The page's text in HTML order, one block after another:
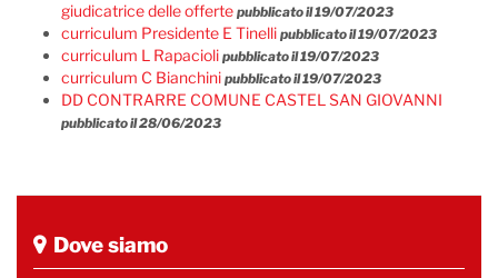
giudicatrice delle offerte pubblicato il 19/07/2023
curriculum Presidente E Tinelli pubblicato il 19/07/2023
curriculum L Rapacioli pubblicato il 19/07/2023
curriculum C Bianchini pubblicato il 19/07/2023
DD CONTRARRE COMUNE CASTEL SAN GIOVANNI
pubblicato il 28/06/2023
Dove siamo